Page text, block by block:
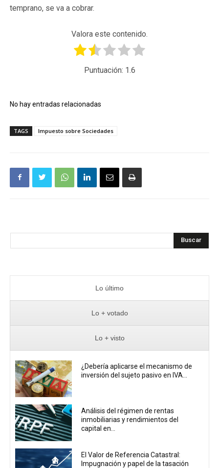
temprano, se va a cobrar.
Valora este contenido.
Puntuación: 1.6
No hay entradas relacionadas
TAGS Impuesto sobre Sociedades
Buscar
Lo último
Lo + votado
Lo + visto
¿Debería aplicarse el mecanismo de
inversión del sujeto pasivo en IVA...
Análisis del régimen de rentas
inmobiliarias y rendimientos del
capital en...
El Valor de Referencia Catastral:
Impugnación y papel de la tasación